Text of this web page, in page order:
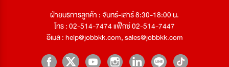
ฝ่ายบริการลูกค้า : จันทร์-เสาร์ 8:30-18:00 น.
โทร : 02-514-7474 แฟ็กซ์ 02-514-7447
อีเมล :help@jobbkk.com,sales@jobbkk.com